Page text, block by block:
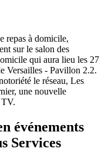
repas à domicile,
sur le salon des
qui aura lieu les 27
Versailles - Pavillon 2.2.
le réseau, Les
une nouvelle
événements
Services